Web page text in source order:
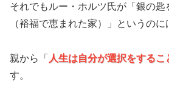
それでもルー・ホルツ氏が「銀の匙
（裕福で恵まれた家）」というのに
親から「 人生は自分が選択をするこ
す。